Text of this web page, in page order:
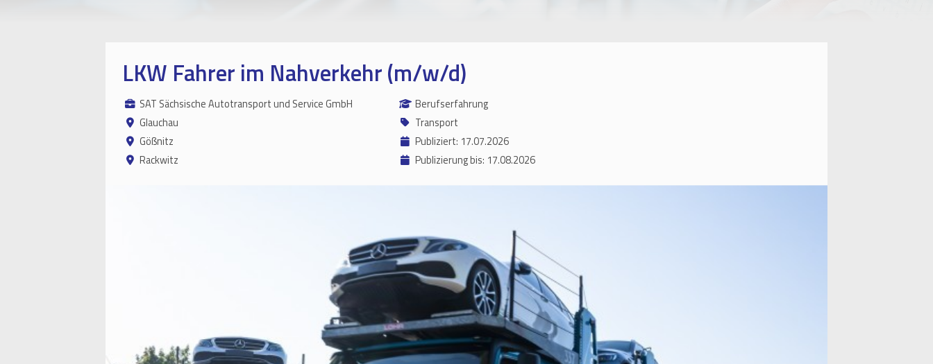
LKW Fahrer im Nahverkehr (m/w/d)
SAT Sächsische Autotransport und Service GmbH
Glauchau
Gößnitz
Rackwitz
Berufserfahrung
Transport
Publiziert: 17.07.2026
Publizierung bis: 17.08.2026